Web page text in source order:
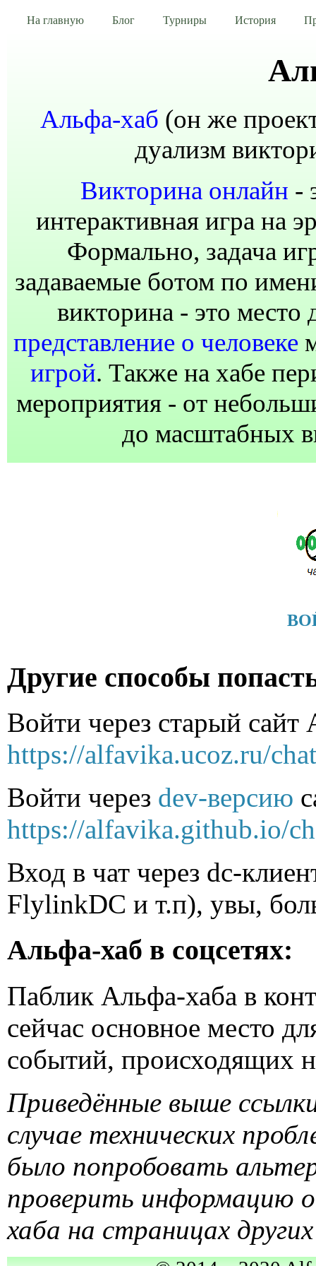
На главную Блог Турниры История
Альфа-хаб (он же
дуализм
Викторина онлайн -
интерактивная игра на
Формально, задача
задаваемые ботом по
викторина - это место
представление о человеке
игрой. Также на хабе
мероприятия - от
до масштабных
Другие способы
Войти через старый сайт
https://alfavika.ucoz.ru/
Войти через dev-версию
https://alfavika.github.io/
Вход в чат через dc-
FlylinkDC и т.п), увы,
Альфа-хаб в соцсетях:
Паблик Альфа-хаба в
сейчас основное место
событий, происходящих
Приведённые выше
случае технических
было попробовать
проверить информацию
хаба на страницах других